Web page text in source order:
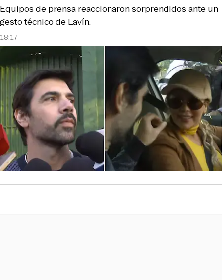
18:17
Equipos de prensa reaccionaron sorprendidos ante un
gesto técnico de Lavín.